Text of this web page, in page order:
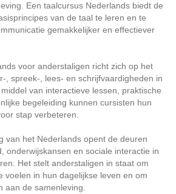
Een taalcursus Nederlands biedt de
van de taal te leren en te
gemakkelijker en effectiever
voor anderstaligen richt zich op het
, spreek-, lees- en schrijfvaardigheden in
van interactieve lessen, praktische
begeleiding kunnen cursisten hun
stap verbeteren.
van het Nederlands opent de deuren
onderwijskansen en sociale interactie in
Het stelt anderstaligen in staat om
voelen in hun dagelijkse leven en om
aan de samenleving.